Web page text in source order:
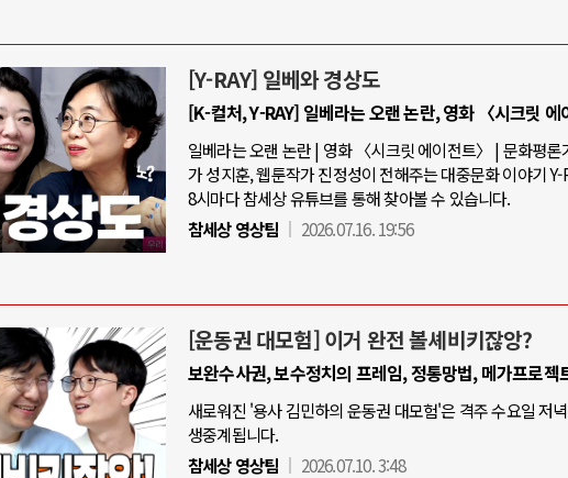
[Y-RAY] 일베와 경상도
[K-컬처, Y-RAY] 일베라는 오랜 논란, 영화 〈시크릿 에
일베라는 오랜 논란 | 영화 〈시크릿 에이전트〉 | 문화평론
가 성지훈, 웹툰작가 진정성이 전해주는 대중문화 이야기
8시마다 참세상 유튜브를 통해 찾아볼 수 있습니다.
참세상 영상팀
2026.07.16. 19:56
[운동권 대모험] 이거 완전 볼셰비키잖앙?
보완수사권, 보수정치의 프레임, 정통망법, 메가프로젝
새로워진 '용사 김민하의 운동권 대모험'은 격주 수요일 저
생중계됩니다.
참세상 영상팀
2026.07.10. 3:48